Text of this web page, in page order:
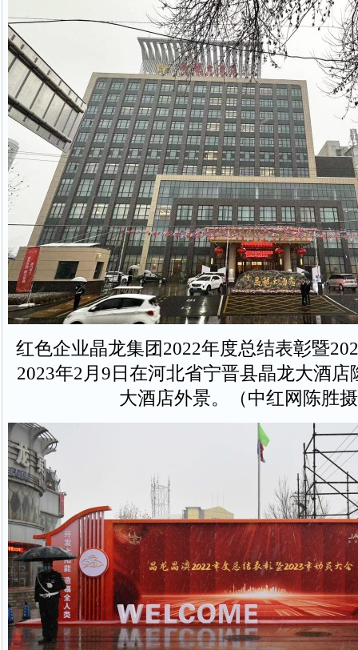
红色企业晶龙集团2022年度总结表彰暨
2023年2月9日在河北省宁晋县晶龙大酒店
大酒店外景。（中红网陈胜